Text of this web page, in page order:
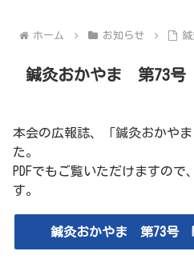
ホーム お知らせ
鍼灸おかやま 第73
本会の広報誌、「鍼灸おかや
た。
PDFでもご覧いただけますの
す。
鍼灸おかやま 第73号